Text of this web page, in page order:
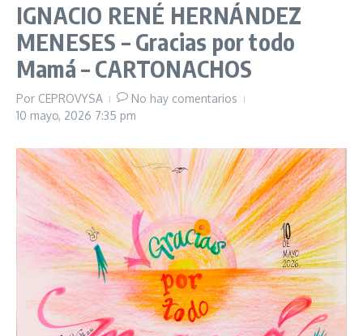
IGNACIO RENÉ HERNÁNDEZ
MENESES – Gracias por todo
Mamá – CARTONACHOS
Por CEPROVYSA
No hay comentarios
10 mayo, 2026 7:35 pm